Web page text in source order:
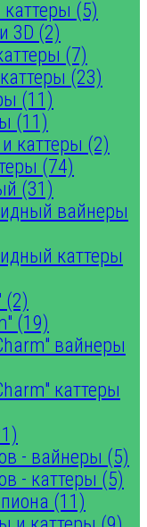
(5)
3D (2)
(7)
(23)
(11)
(11)
каттеры (2)
(74)
(31)
вайнеры
каттеры
(2)
(19)
вайнеры
каттеры
- вайнеры (5)
- каттеры (5)
(11)